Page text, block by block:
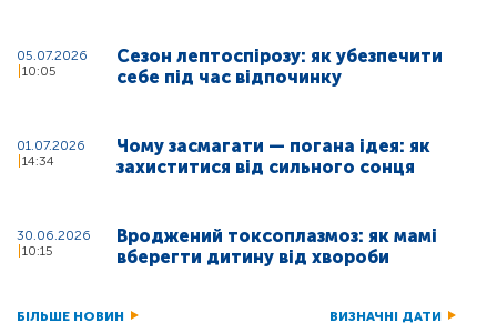
05.07.2026
10:05
Сезон лептоспірозу: як убезпечити
себе під час відпочинку
01.07.2026
14:34
Чому засмагати — погана ідея: як
захиститися від сильного сонця
30.06.2026
10:15
Вроджений токсоплазмоз: як мамі
вберегти дитину від хвороби
БІЛЬШЕ НОВИН ВИЗНАЧНІ ДАТИ